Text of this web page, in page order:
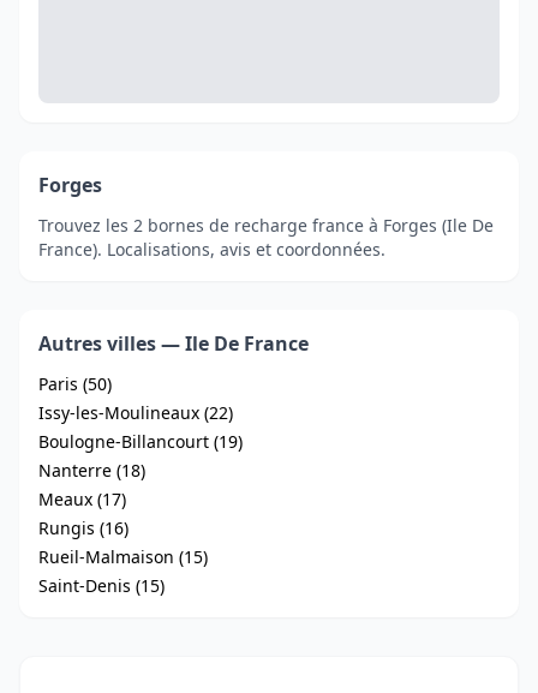
Forges
Trouvez les 2 bornes de recharge france à Forges (Ile De
France). Localisations, avis et coordonnées.
Autres villes — Ile De France
Paris (50)
Issy-les-Moulineaux (22)
Boulogne-Billancourt (19)
Nanterre (18)
Meaux (17)
Rungis (16)
Rueil-Malmaison (15)
Saint-Denis (15)